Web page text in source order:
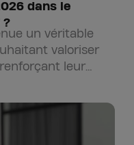
dans le
?
un véritable
valoriser
leur